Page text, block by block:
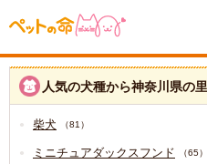
人気の犬種から神奈川県の
柴犬 （81）
ミニチュアダックスフンド （65）